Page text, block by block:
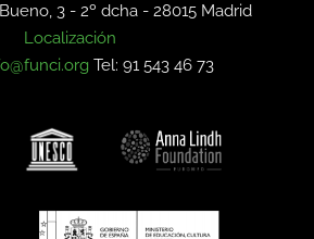
3 - 2º dcha -28015 Madrid
Localización
Tel: 91 543 46 73